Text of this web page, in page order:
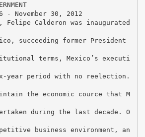
- November 30, 2012
Felipe Calderon was inaugurated
succeeding former President
terms, Mexico’s executi
period with no reelection.
the economic cource that M
during the last decade. O
business environment, an